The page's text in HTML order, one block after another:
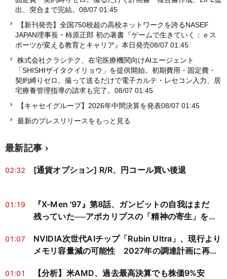
出、突合まで完結。 08/07 01:45
【新刊発売】全国750校超の高校ネットワークを誇るNASEF
JAPAN理事長・柿原正郎 初の著書『ゲームで生きていく：ｅス
ポーツが変える教育とキャリア』本日発売08/07 01:45
株式会社クラシテク、在宅医療機関向けAIエージェント
「SHISHIザイタクイリョウ」を提供開始。初期費用・固定費・
契約縛りゼロ。撮って送るだけで電子カルテ・レセコン入力、居
宅療養管理指導の請求も完了。 08/07 01:45
【キャセイグループ】2026年中間決算を発表08/07 01:45
最新のプレスリリースをもっと見る
最新記事
02:32 [通貨オプション] R/R、円コール買い後退
01:19
『X-Men '97』第8話、ガンビットの自我はまだ
残っていた──アポカリプスの「精神の寄生」を神
01:07
NVIDIA次世代AIチップ「Rubin Ultra」、現行より
メモリ容量減の可能性 2027年の調達計画に再検
01:01
【分析】米AMD、過去最高決算でも株価9%安